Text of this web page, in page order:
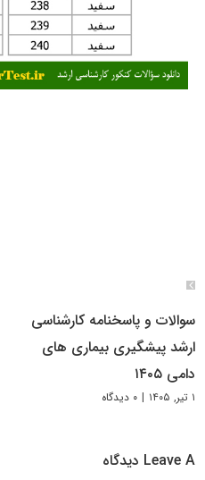
سوالات و پاسخنامه کارشناسی
ارشد پیشگیری بیماری های
دامی ۱۴۰۵
۱ تیر, ۱۴۰۵ | ۰ دیدگاه
Leave A دیدگاه